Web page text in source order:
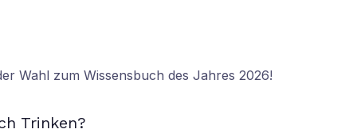
Wahl zum Wissensbuch des Jahres 2026!
Trinken?